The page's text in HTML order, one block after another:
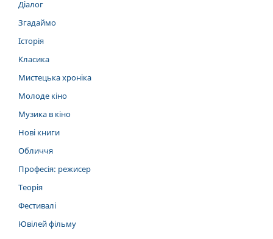
Діалог
Згадаймо
Історія
Класика
Мистецька хроніка
Молоде кіно
Музика в кіно
Нові книги
Обличчя
Професія: режисер
Теорія
Фестивалі
Ювілей фільму